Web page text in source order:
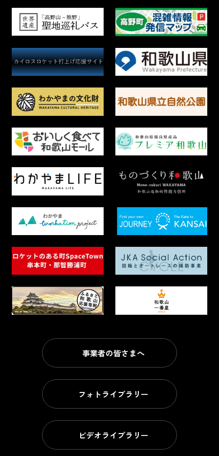
事業者の皆さまへ
フォトライブラリー
ビデオライブラリー